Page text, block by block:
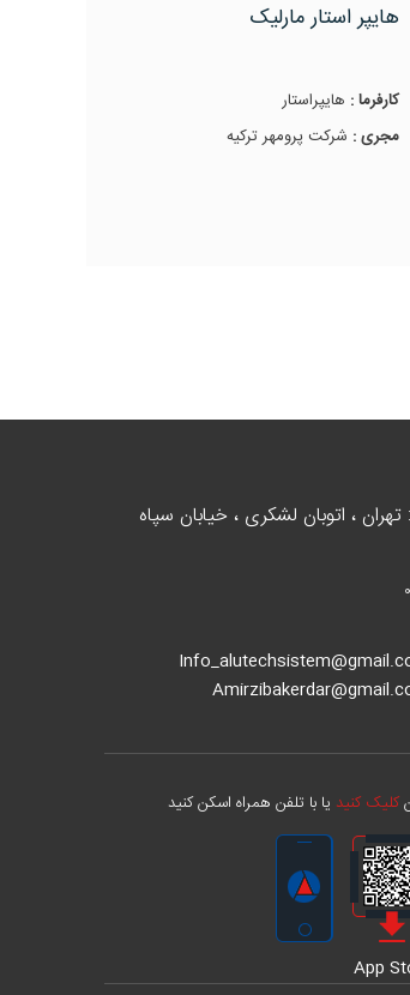
هایپر استار مارلیک
کارفرما : هایپراستار
مجری : شرکت پرومهر ترکیه
، اتوبان لشکری ، خیابان سپاه
کلیک کنید یا با تلفن همراه اسکن کنید
App